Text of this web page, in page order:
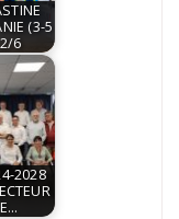
(3-5
6
2028